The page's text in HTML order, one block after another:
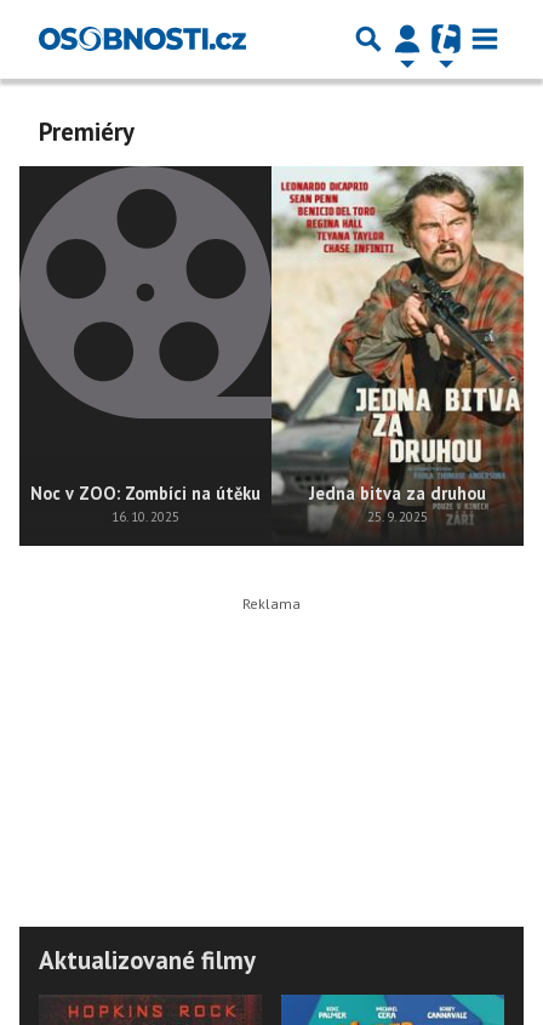
Premiéry
Noc v ZOO: Zombíci na útěku
16. 10. 2025
Jedna bitva za druhou
25. 9. 2025
Aktualizované filmy